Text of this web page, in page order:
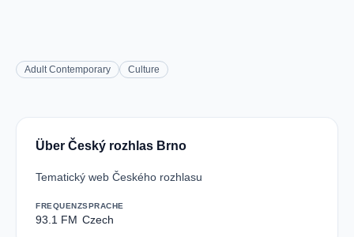
Adult Contemporary Culture
Über Český rozhlas Brno
Tematický web Českého rozhlasu
FREQUENZ
93.1 FM
SPRACHE
Czech